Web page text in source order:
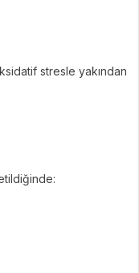
stresle yakından